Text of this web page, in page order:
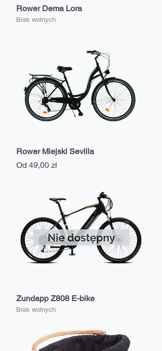
Rower Dema Lora
Brak wolnych
Rower Miejski Sevilla
Od 49,00 zł
Cena rabatowa
Zundapp Z808 E-bike
Brak wolnych